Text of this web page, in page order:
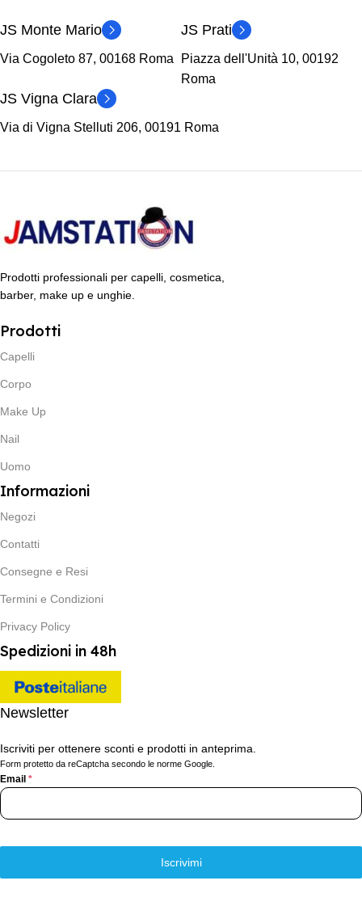
JS Monte Mario
Via Cogoleto 87, 00168 Roma
JS Prati
Piazza dell'Unità 10, 00192
Roma
JS Vigna Clara
Via di Vigna Stelluti 206, 00191 Roma
Prodotti professionali per capelli, cosmetica,
barber, make up e unghie.
Prodotti
Capelli
Corpo
Make Up
Nail
Uomo
Informazioni
Negozi
Contatti
Consegne e Resi
Termini e Condizioni
Privacy Policy
Spedizioni in 48h
Newsletter
Iscriviti per ottenere sconti e prodotti in anteprima.
Form protetto da reCaptcha secondo le norme Google.
Email *
Iscrivimi